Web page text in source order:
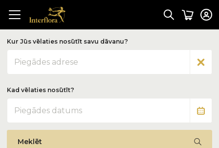
Kur Jūs vēlaties nosūtīt savu dāvanu?
Kad vēlaties nosūtīt?
Meklēt